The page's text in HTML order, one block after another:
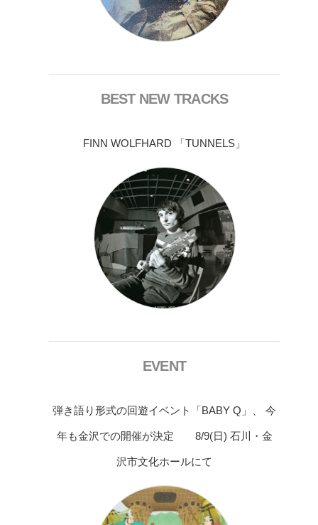
BEST NEW TRACKS
FINN WOLFHARD 「TUNNELS」
EVENT
弾き語り形式の回遊イベント「BABY Q」、 今
年も金沢での開催が決定 8/9(日) 石川・金
沢市文化ホールにて